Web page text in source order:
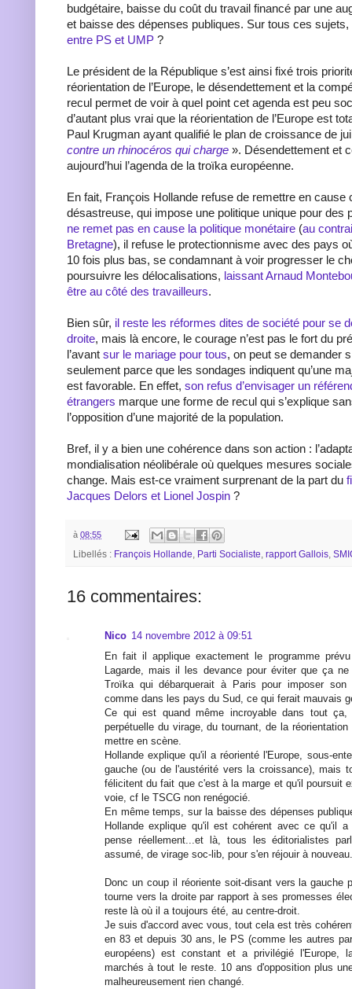
budgétaire, baisse du coût du travail financé par une
et baisse des dépenses publiques. Sur tous ces sujets,
entre PS et UMP ?
Le président de la République s’est ainsi fixé trois
réorientation de l’Europe, le désendettement et la
recul permet de voir à quel point cet agenda est peu
d’autant plus vrai que la réorientation de l’Europe est
Paul Krugman ayant qualifié le plan de croissance de
contre un rhinocéros qui charge ». Désendettement et
aujourd’hui l’agenda de la troïka européenne.
En fait, François Hollande refuse de remettre en cause
désastreuse, qui impose une politique unique pour des
ne remet pas en cause la politique monétaire (au
Bretagne), il refuse le protectionnisme avec des pays
10 fois plus bas, se condamnant à voir progresser le
poursuivre les délocalisations, laissant Arnaud
être au côté des travailleurs.
Bien sûr, il reste les réformes dites de société pour se
droite, mais là encore, le courage n’est pas le fort du
l’avant sur le mariage pour tous, on peut se demander
seulement parce que les sondages indiquent qu’une
est favorable. En effet, son refus d’envisager un
étrangers marque une forme de recul qui s’explique
l’opposition d’une majorité de la population.
Bref, il y a bien une cohérence dans son action :
mondialisation néolibérale où quelques mesures
change. Mais est-ce vraiment surprenant de la part du
Jacques Delors et Lionel Jospin ?
à 08:55
Libellés : François Hollande, Parti Socialiste, rapport Gallois,
16 commentaires:
Nico 14 novembre 2012 à 09:51
En fait il applique exactement le programme
Lagarde, mais il les devance pour éviter que ça
Troïka qui débarquerait à Paris pour imposer son
comme dans les pays du Sud, ce qui ferait mauvais
Ce qui est quand même incroyable dans tout ça,
perpétuelle du virage, du tournant, de la
mettre en scène.
Hollande explique qu'il a réorienté l'Europe, sous-
gauche (ou de l'austérité vers la croissance), mais
félicitent du fait que c'est à la marge et qu'il poursuit
voie, cf le TSCG non renégocié.
En même temps, sur la baisse des dépenses
Hollande explique qu'il est cohérent avec ce qu'il
pense réellement...et là, tous les éditorialistes
assumé, de virage soc-lib, pour s'en réjouir à nouveau.
Donc un coup il réoriente soit-disant vers la gauche
tourne vers la droite par rapport à ses promesses
reste là où il a toujours été, au centre-droit.
Je suis d'accord avec vous, tout cela est très
en 83 et depuis 30 ans, le PS (comme les autres
européens) est constant et a privilégié l'Europe,
marchés à tout le reste. 10 ans d'opposition plus
malheureusement rien changé.